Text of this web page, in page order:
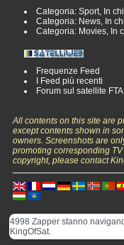
Categoria: Sport, In
Categoria: News, In
Categoria: Movies, In
Frequenze Feed
I Feed più recenti
Forum sul satellite FTA
All contents on this site are
except contents shown in
owners. Screenshots are
promoting corresponding
copyright, please contact
4998 Zapper stanno
KingOfSat.